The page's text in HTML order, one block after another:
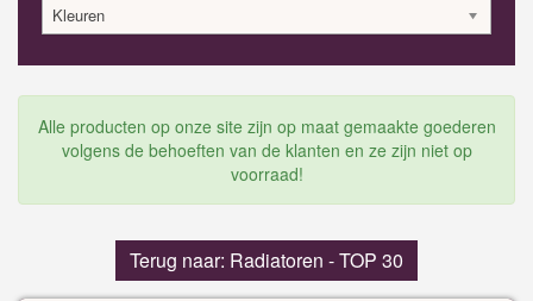
Kleuren
Alle producten op onze site zijn op maat gemaakte goederen
volgens de behoeften van de klanten en ze zijn niet op
voorraad!
Terug naar: Radiatoren - TOP 30